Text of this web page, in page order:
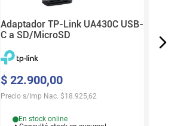
Adaptador TP-Link UA430C USB-
C a SD/MicroSD
$ 22.900,00
Precio s/Imp Nac. $18.925,62
En stock online